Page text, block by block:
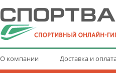
О компании Доставка и